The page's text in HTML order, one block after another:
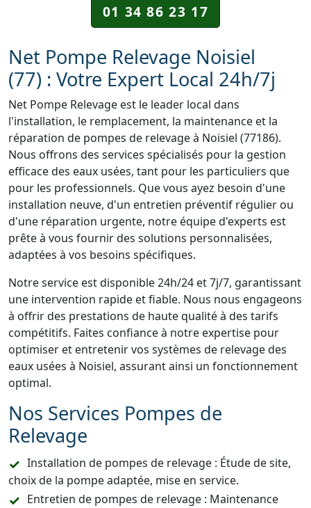
01 34 86 23 17
Net Pompe Relevage Noisiel
(77) : Votre Expert Local 24h/7j
Net Pompe Relevage est le leader local dans
l'installation, le remplacement, la maintenance et la
réparation de pompes de relevage à Noisiel (77186).
Nous offrons des services spécialisés pour la gestion
efficace des eaux usées, tant pour les particuliers que
pour les professionnels. Que vous ayez besoin d'une
installation neuve, d'un entretien préventif régulier ou
d'une réparation urgente, notre équipe d'experts est
prête à vous fournir des solutions personnalisées,
adaptées à vos besoins spécifiques.
Notre service est disponible 24h/24 et 7j/7, garantissant
une intervention rapide et fiable. Nous nous engageons
à offrir des prestations de haute qualité à des tarifs
compétitifs. Faites confiance à notre expertise pour
optimiser et entretenir vos systèmes de relevage des
eaux usées à Noisiel, assurant ainsi un fonctionnement
optimal.
Nos Services Pompes de
Relevage
Installation de pompes de relevage : Étude de site,
choix de la pompe adaptée, mise en service.
Entretien de pompes de relevage : Maintenance